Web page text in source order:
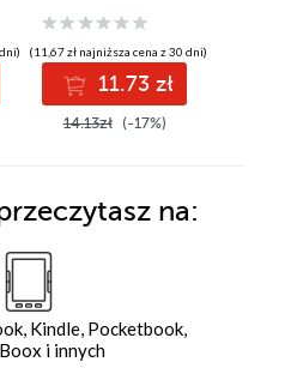
(11,67 zł najniższa cena z 30 dni)
11.73 zł
14.13zł (-17%)
na:
Kindle, Pocketbook,
i innych